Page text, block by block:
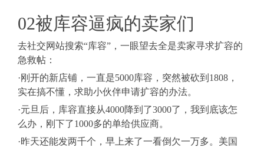
02被库容逼疯的卖家们
去社交网站搜索“库容”，一眼望去全是卖家寻求扩容的
急救帖：
·刚开的新店铺，一直是5000库容，突然被砍到1808，
实在搞不懂，求助小伙伴申请扩容的办法。
·元旦后，库容直接从4000降到了3000了，我到底该怎
么办，刚下了1000多的单给供应商。
·昨天还能发两千个，早上来了一看倒欠一万多。美国